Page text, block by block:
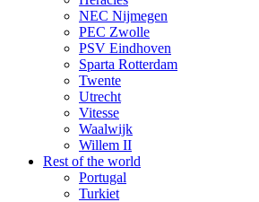
NEC Nijmegen
PEC Zwolle
PSV Eindhoven
Sparta Rotterdam
Twente
Utrecht
Vitesse
Waalwijk
Willem II
Rest of the world
Portugal
Turkiet